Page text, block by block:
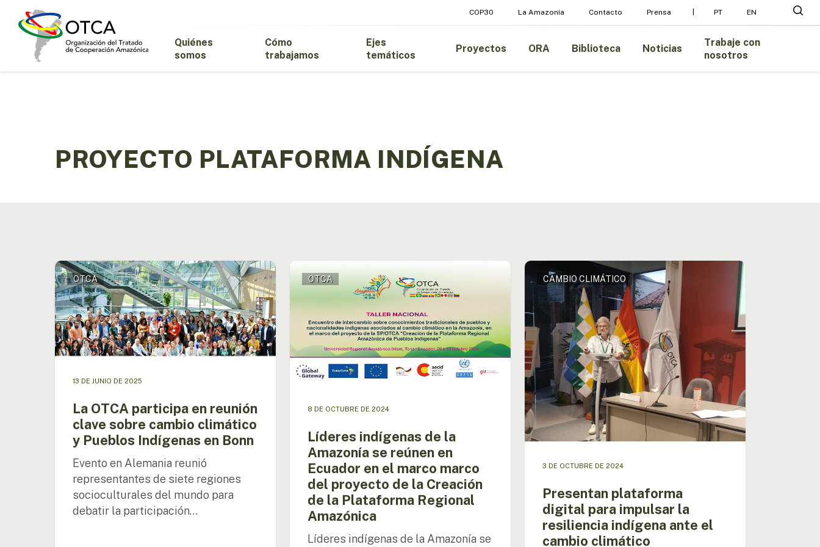
COP30 La Amazonía Contacto Prensa PT EN
Presione enter para buscar o ESC para cerrar
Quiénes
somos
Cómo
trabajamos
Ejes
temáticos
Proyectos ORA Biblioteca Noticias
Trabaje con
nosotros
PROYECTO PLATAFORMA INDÍGENA
La
OTCA
participa
en
reunión
clave
sobre
Indígenas
Bonn
OTCA
13 DE JUNIO DE 2025
La OTCA participa en reunión
clave sobre cambio climático
y Pueblos Indígenas en Bonn
Evento en Alemania reunió
representantes de siete regiones
socioculturales del mundo para
debatir la participación…
indígenas
Amazonía
reúnen
en
Ecuador
marco
proyecto
Creación
Plataforma
OTCA
8 DE OCTUBRE DE 2024
Líderes indígenas de la
Amazonía se reúnen en
Ecuador en el marco marco
del proyecto de la Creación
de la Plataforma Regional
Amazónica
Líderes indígenas de la Amazonía se
Presentan
plataforma
digital
para
impulsar
la
resiliencia
indígena
ante
el
cambio
climático
CAMBIO CLIMÁTICO
3 DE OCTUBRE DE 2024
Presentan plataforma
digital para impulsar la
resiliencia indígena ante el
cambio climático
Menu